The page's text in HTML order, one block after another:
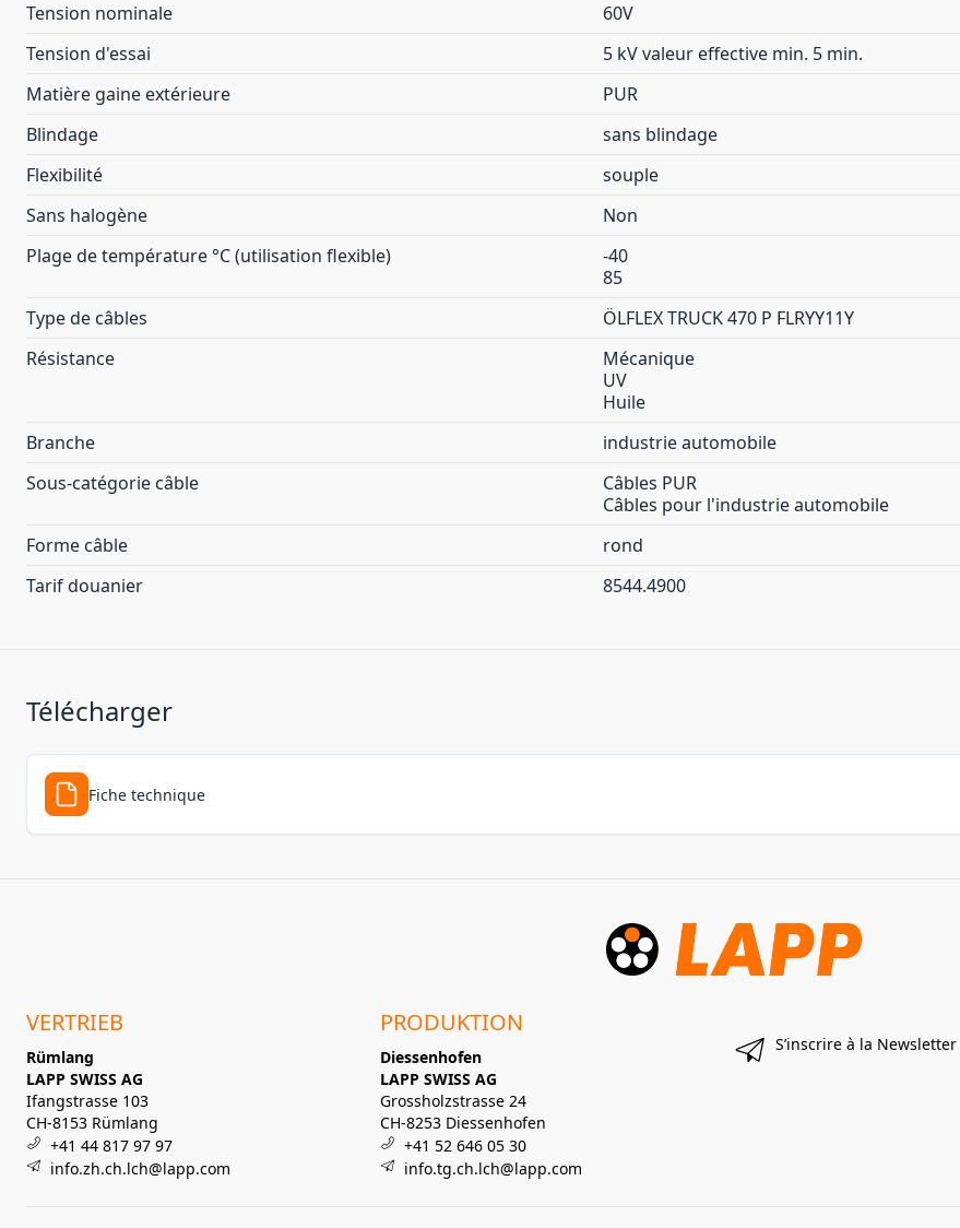
Tension nominale
60V
Tension d'essai
5 kV valeur effective min. 5 min.
Matière gaine extérieure
PUR
Blindage
sans blindage
Flexibilité
souple
Sans halogène
Non
Plage de température °C (utilisation flexible)
-40
85
Type de câbles
ÖLFLEX TRUCK 470 P FLRYY11Y
Résistance
Mécanique
UV
Huile
Branche
industrie automobile
Sous-catégorie câble
Câbles PUR
Câbles pour l'industrie automobile
Forme câble
rond
Tarif douanier
8544.4900
Télécharger
Fiche technique
VERTRIEB
Rümlang
LAPP SWISS AG
Ifangstrasse 103
CH-8153 Rümlang
+41 44 817 97 97
info.zh.ch.lch@lapp.com
PRODUKTION
Diessenhofen
LAPP SWISS AG
Grossholzstrasse 24
CH-8253 Diessenhofen
+41 52 646 05 30
info.tg.ch.lch@lapp.com
S’inscrire à la Newsletter